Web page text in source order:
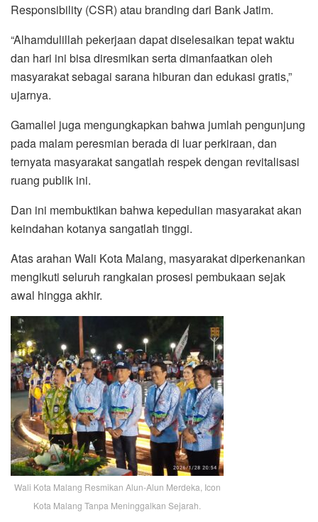
Responsibility (CSR) atau branding dari Bank Jatim.
“Alhamdulillah pekerjaan dapat diselesaikan tepat waktu
dan hari ini bisa diresmikan serta dimanfaatkan oleh
masyarakat sebagai sarana hiburan dan edukasi gratis,”
ujarnya.
Gamaliel juga mengungkapkan bahwa jumlah pengunjung
pada malam peresmian berada di luar perkiraan, dan
ternyata masyarakat sangatlah respek dengan revitalisasi
ruang publik ini.
Dan ini membuktikan bahwa kepedulian masyarakat akan
keindahan kotanya sangatlah tinggi.
Atas arahan Wali Kota Malang, masyarakat diperkenankan
mengikuti seluruh rangkaian prosesi pembukaan sejak
awal hingga akhir.
Wali Kota Malang Resmikan Alun-Alun Merdeka, Icon
Kota Malang Tanpa Meninggalkan Sejarah.